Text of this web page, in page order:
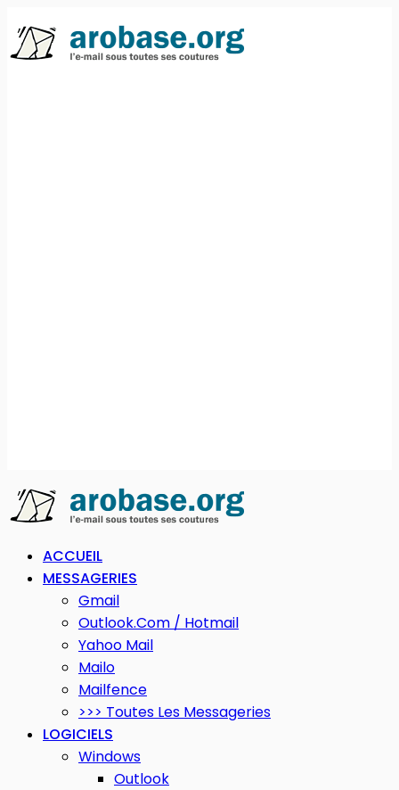
ACCUEIL
MESSAGERIES
Gmail
Outlook.com / Hotmail
Yahoo Mail
Mailo
Mailfence
>>> Toutes Les Messageries
LOGICIELS
Windows
Outlook